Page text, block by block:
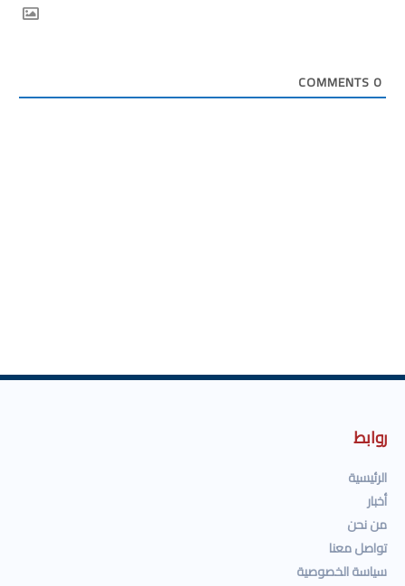
0
روابط
الرئيسية
أخبار
من نحن
تواصل معنا
سياسة الخصوصية